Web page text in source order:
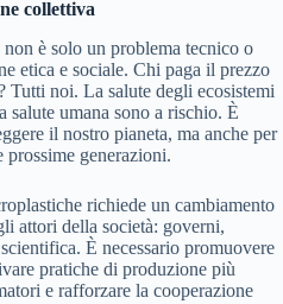
collettiva
è solo un problema tecnico o
etica e sociale. Chi paga il prezzo
noi. La salute degli ecosistemi
salute umana sono a rischio. È
il nostro pianeta, ma anche per
generazioni.
richiede un cambiamento
attori della società: governi,
È necessario promuovere
pratiche di produzione più
e rafforzare la cooperazione